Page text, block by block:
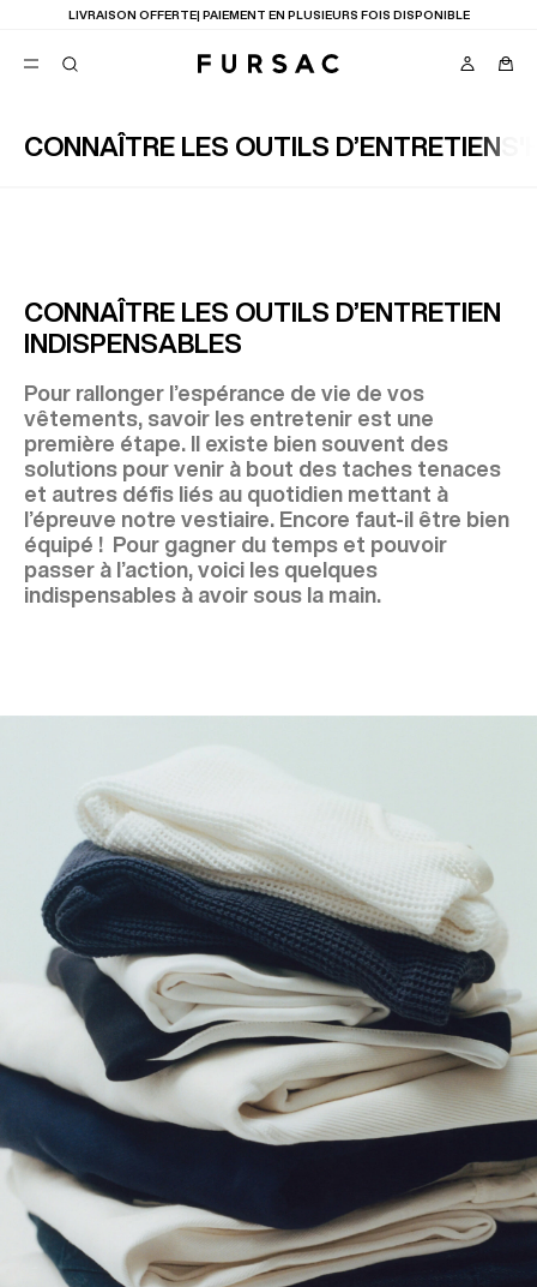
LAST CHANCE: JUSQU'A -50% SUR NOTRE SÉLECTION
CONNAÎTRE LES OUTILS D’ENTRETIEN
CONNAÎTRE LES OUTILS D’ENTRETIEN
INDISPENSABLES
Pour rallonger l’espérance de vie de vos
vêtements, savoir les entretenir est une
première étape. Il existe bien souvent des
solutions pour venir à bout des taches tenaces
et autres défis liés au quotidien mettant à
l’épreuve notre vestiaire. Encore faut-il être bien
équipé ! Pour gagner du temps et pouvoir
passer à l’action, voici les quelques
indispensables à avoir sous la main.
MEILLEURES VENTES
NOUVELLE COLLECTION
LAST CHANCE